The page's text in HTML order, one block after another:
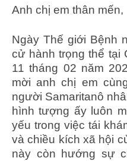
Anh chị em thân mến,
Ngày Thế giới Bệnh
cử hành trọng thể tại
11 tháng 02 năm
mời anh chị em
người Samaritanô
hình tượng ấy luôn
yếu trong việc tái
và chiều kích xã hội
này còn hướng sự